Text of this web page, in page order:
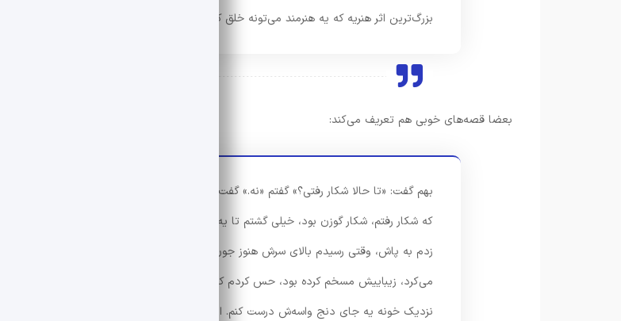
بزرگ‌ترین اثر هنریه که یه هنرمند می‌تونه خلق کنه.
بعضا قصه‌های خوبی هم تعریف می‌کند:
بهم گفت: «تا حالا شکار رفتی؟» گفتم «نه.» گفت: «من قبلا می‌رفتم، ولی دیگه نمی‌رم، آخرین باری
که شکار رفتم، شکار گوزن بود، خیلی گشتم تا یه گوزن پیدا کردم. من بهش شلیک کردم، درست
زدم به پاش، وقتی رسیدم بالای سرش هنوز جون داشت، نفس می‌کشید و با چشم‌هاش التماس
می‌کرد، زیباییش مسخم کرده بود، حس کردم که می‌تونه دوست خوبی واسه‌م باشه، می‌تونستم
نزدیک خونه یه جای دنج واسه‌ش درست کنم. اما خوب که فکر کردم فهمیدم که این‌جوری اون